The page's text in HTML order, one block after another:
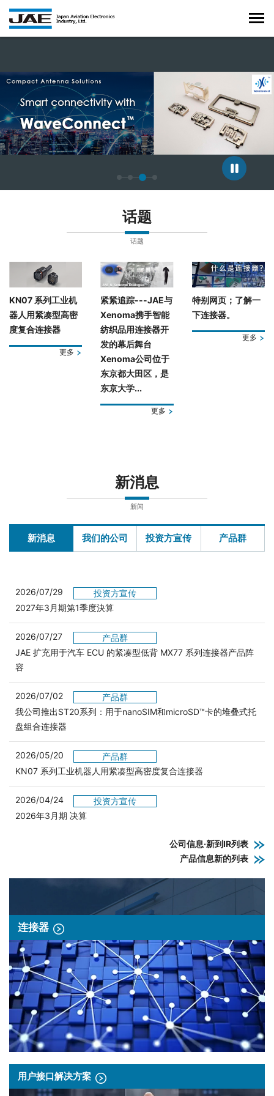
话题
话题
KN07 系列工业机
器人用紧凑型高密
度复合连接器
更多
紧紧追踪---JAE与
Xenoma携手智能
纺织品用连接器开
发的幕后舞台
Xenoma公司位于
东京都大田区，是
东京大学...
更多
特别网页；了解一
下连接器。
更多
新消息
新闻
新消息 我们的公司 投资方宣传 产品群
2026/07/29
投资方宣传
2027年3月期第1季度決算
2026/07/27
产品群
JAE 扩充用于汽车 ECU 的紧凑型低背 MX77 系列连接器产品阵
容
2026/07/02
产品群
我公司推出ST20系列：用于nanoSIM和microSD™卡的堆叠式托
盘组合连接器
2026/05/20
产品群
KN07 系列工业机器人用紧凑型高密度复合连接器
2026/04/24
投资方宣传
2026年3月期 决算
公司信息·新到IR列表
产品信息新的列表
连接器
用户接口解决方案